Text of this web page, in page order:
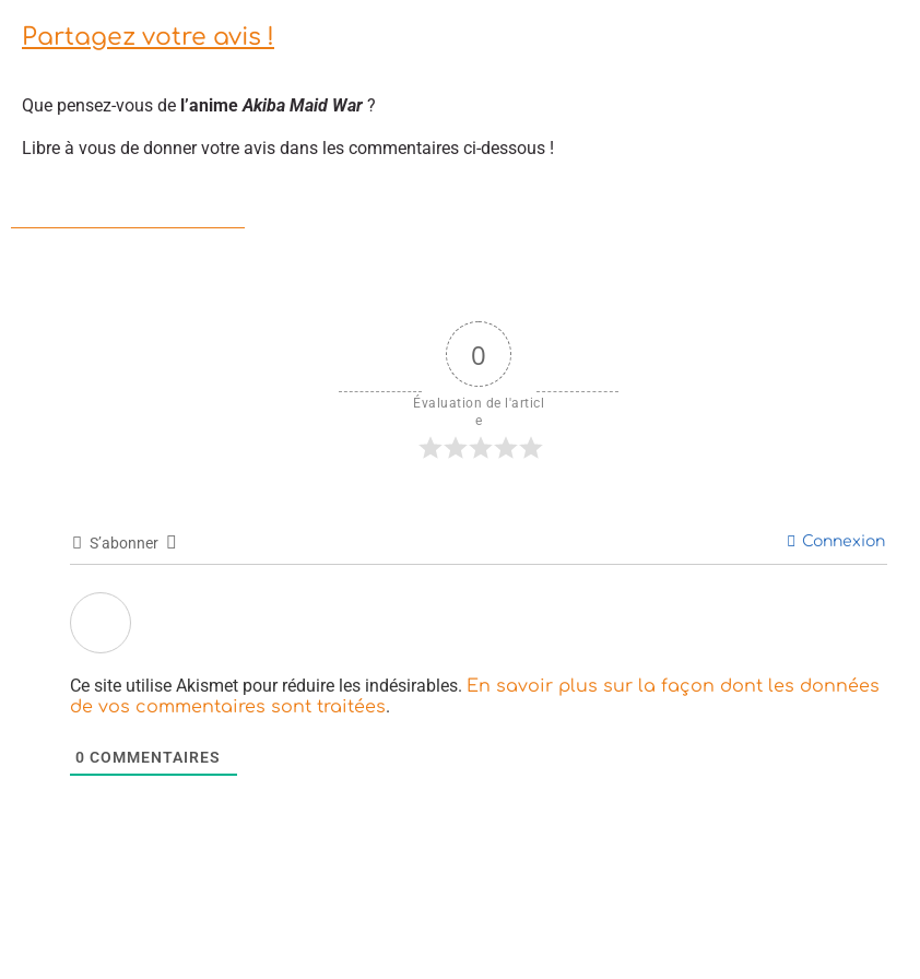
Partagez votre avis !
Que pensez-vous de l’animeAkiba Maid War ?
Libre à vous de donner votre avis dans les commentaires ci-dessous !
0
Évaluation de l'articl
e
S’abonner Connexion
Ce site utilise Akismet pour réduire les indésirables. En savoir plus sur la façon dont les données
de vos commentaires sont traitées.
0 COMMENTAIRES